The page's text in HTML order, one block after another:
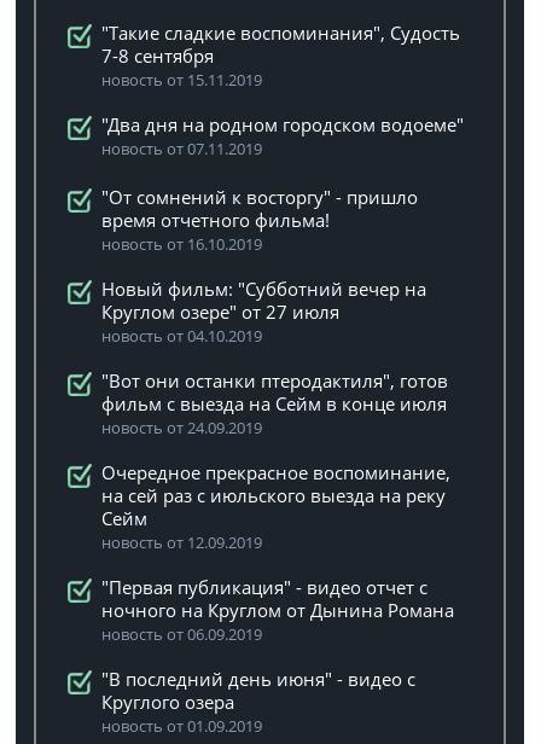
"Такие сладкие воспоминания", Судость
7-8 сентября
новость от 15.11.2019
"Два дня на родном городском водоеме"
новость от 07.11.2019
"От сомнений к восторгу" - пришло
время отчетного фильма!
новость от 16.10.2019
Новый фильм: "Субботний вечер на
Круглом озере" от 27 июля
новость от 04.10.2019
"Вот они останки птеродактиля", готов
фильм с выезда на Сейм в конце июля
новость от 24.09.2019
Очередное прекрасное воспоминание,
на сей раз с июльского выезда на реку
Сейм
новость от 12.09.2019
"Первая публикация" - видео отчет с
ночного на Круглом от Дынина Романа
новость от 06.09.2019
"В последний день июня" - видео с
Круглого озера
новость от 01.09.2019